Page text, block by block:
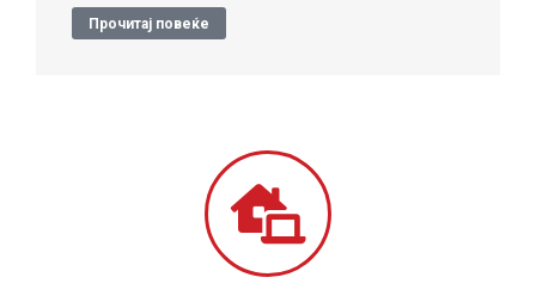
Прочитај повеќе